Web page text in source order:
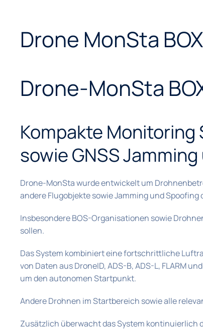
Drone MonSta BOX
Drone-MonSta
Kompakte
sowie GNSS
Drone-MonSta wurde entwickelt um
andere Flugobjekte sowie Jamming und Spoofing
Insbesondere BOS-Organisationen sowie
sollen.
Das System kombiniert eine fortschrittliche
von Daten aus DroneID, ADS-B, ADS-L, FLARM
um den autonomen Startpunkt.
Andere Drohnen im Startbereich sowie alle
Zusätzlich überwacht das System kontinuierlich